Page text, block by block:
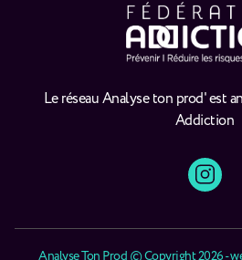
Le réseau Analyse ton prod' est
Addiction
Analyse Ton Prod © Copyright 2026 -